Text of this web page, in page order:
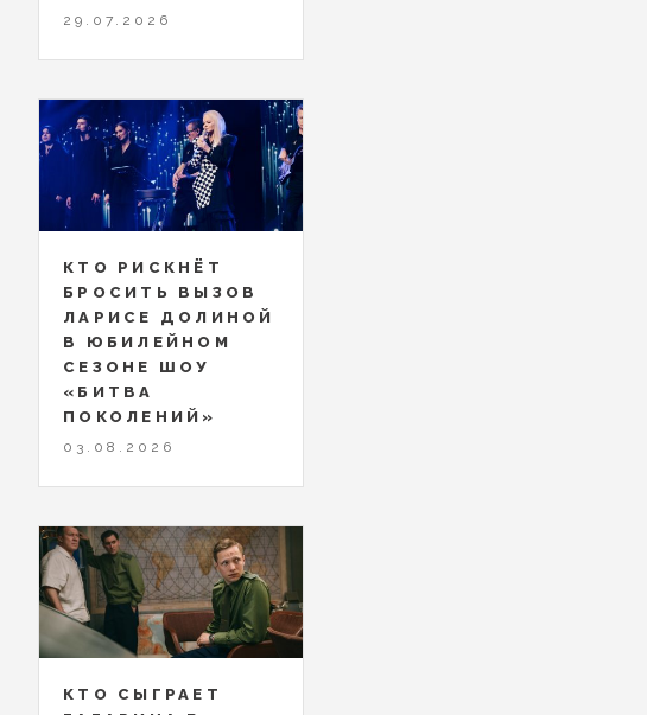
29.07.2026
КТО РИСКНЁТ
БРОСИТЬ ВЫЗОВ
ЛАРИСЕ ДОЛИНОЙ
В ЮБИЛЕЙНОМ
СЕЗОНЕ ШОУ
«БИТВА
ПОКОЛЕНИЙ»
03.08.2026
КТО СЫГРАЕТ